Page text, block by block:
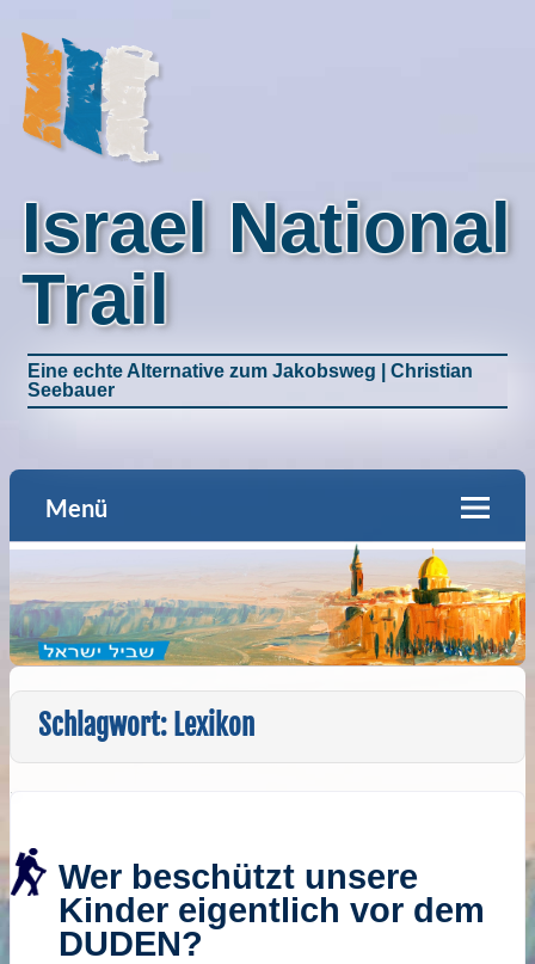
Israel National
Trail
Eine echte Alternative zum Jakobsweg | Christian
Seebauer
Menü
Schlagwort: Lexikon
Wer beschützt unsere
Kinder eigentlich vor dem
DUDEN?